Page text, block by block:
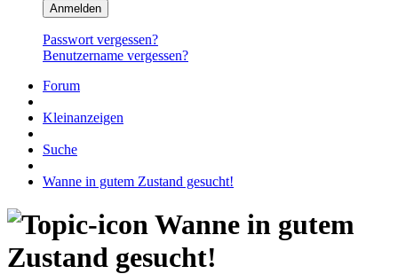
Anmelden
Passwort vergessen?
Benutzername vergessen?
Forum
Kleinanzeigen
Suche
Wanne in gutem Zustand gesucht!
Wanne in gutem
Zustand gesucht!